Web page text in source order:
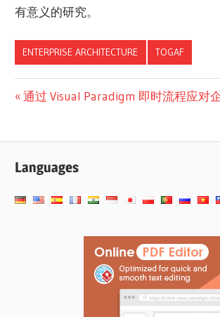
有意义的研究。
ENTERPRISE ARCHITECTURE TOGAF
文
航
Previous
通过 Visual Paradigm 即时流程应对
Languages